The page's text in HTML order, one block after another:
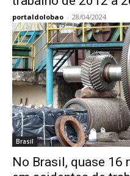
portaldolobao - 28/04/2024
Brasil
No Brasil, quase 16